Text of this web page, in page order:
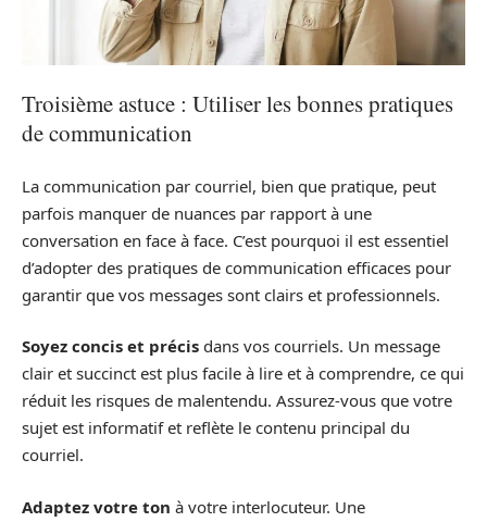
Troisième astuce : Utiliser les bonnes pratiques
de communication
La communication par courriel, bien que pratique, peut
parfois manquer de nuances par rapport à une
conversation en face à face. C’est pourquoi il est essentiel
d’adopter des pratiques de communication efficaces pour
garantir que vos messages sont clairs et professionnels.
Soyez concis et précis dans vos courriels. Un message
clair et succinct est plus facile à lire et à comprendre, ce qui
réduit les risques de malentendu. Assurez-vous que votre
sujet est informatif et reflète le contenu principal du
courriel.
Adaptez votre ton à votre interlocuteur. Une